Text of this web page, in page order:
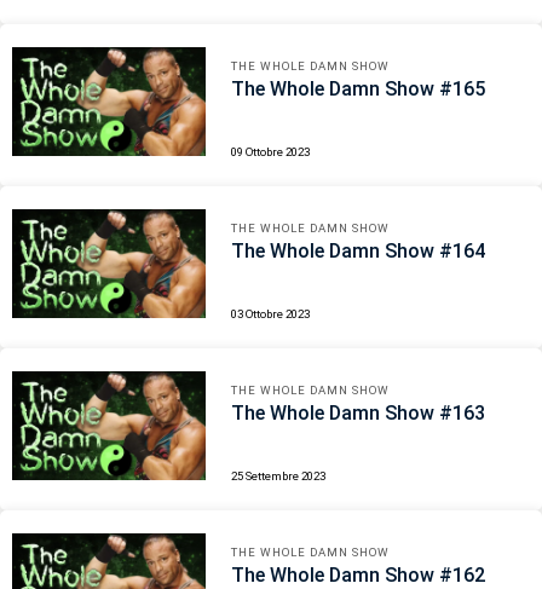
THE WHOLE DAMN SHOW
The Whole Damn Show #165
09 Ottobre 2023
THE WHOLE DAMN SHOW
The Whole Damn Show #164
03 Ottobre 2023
THE WHOLE DAMN SHOW
The Whole Damn Show #163
25 Settembre 2023
THE WHOLE DAMN SHOW
The Whole Damn Show #162